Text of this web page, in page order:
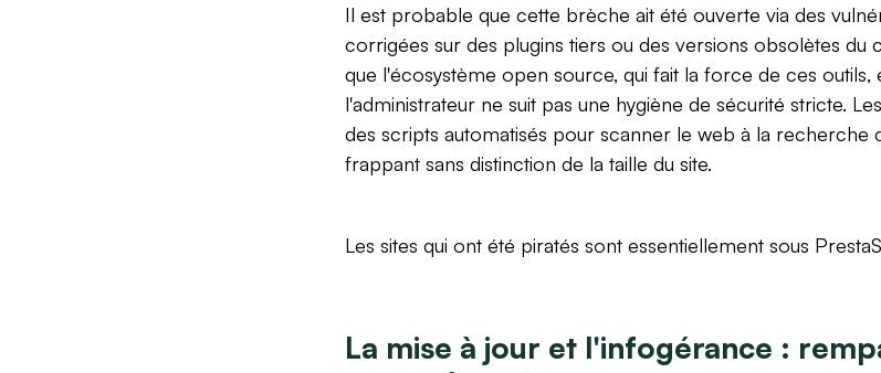
Il est probable que cette brèche ait été ouverte via des
corrigées sur des plugins tiers ou des versions obsolètes du
que l'écosystème open source, qui fait la force de ces outils,
l'administrateur ne suit pas une hygiène de sécurité stricte.
des scripts automatisés pour scanner le web à la recherche
frappant sans distinction de la taille du site.
Les sites qui ont été piratés sont essentiellement sous
La mise à jour et l'infogérance :